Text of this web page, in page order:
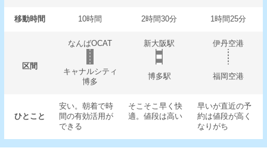
移動時間 10時間 2時間30分 1時間25分
区間
なんばOCAT 新大阪駅 伊丹空港
キャナルシティ
博多
博多駅 福岡空港
ひとこと
安い。朝着で時
間の有効活用が
できる
そこそこ早く快
適。値段は高い
早いが直近の予
約は値段が高く
なりがち